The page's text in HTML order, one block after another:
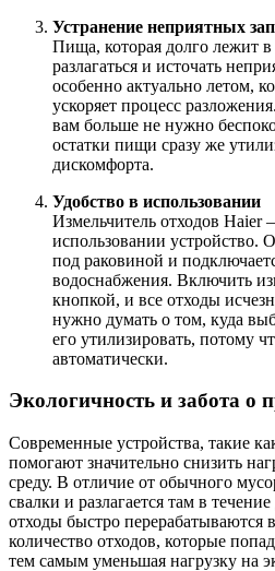
Устранение неприятных
Пища, которая долго лежит
разлагаться и источать
особенно актуально летом,
ускоряет процесс
вам больше не нужно
остатки пищи сразу же
дискомфорта.
Удобство в использовании
Измельчитель отходов Haier
использовании устройство.
под раковиной и
водоснабжения. Включить
кнопкой, и все отходы
нужно думать о том, куда
его утилизировать, потому
автоматически.
Экологичность и забота о
Современные устройства, такие
помогают значительно снизить
среду. В отличие от обычного
свалки и разлагается там в
отходы быстро перерабатываются
количество отходов, которые
тем самым уменьшая нагрузку на